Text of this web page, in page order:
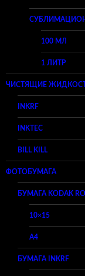
100 МЛ
1 ЛИТР
ЧИСТЯЩИЕ
INKRF
INKTEC
BILL KILL
ФОТОБУМАГА
БУМАГА KODAK
10×15
A4
БУМАГА INKRF